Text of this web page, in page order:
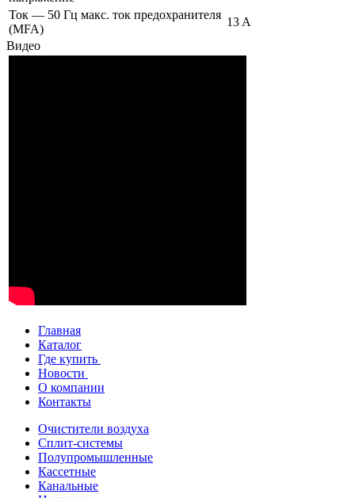
Ток — 50 Гц макс. ток предохранителя
(MFA)
13 A
Видео
Главная
Каталог
Где купить
Новости
О компании
Контакты
Очистители воздуха
Сплит-системы
Полупромышленные
Кассетные
Канальные